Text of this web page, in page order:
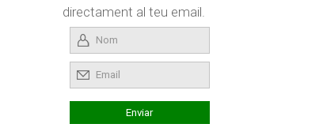
directament al teu email.